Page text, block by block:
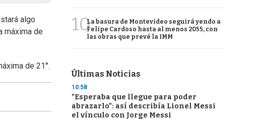
algo
máxima de
de 21°.
10La basura de Montevideo seguirá yendo a
Felipe Cardoso hasta al menos 2055, con
las obras que prevé la IMM
Últimas Noticias
10:58
"Esperaba que llegue para poder
abrazarlo": así describía Lionel Messi
el vínculo con Jorge Messi